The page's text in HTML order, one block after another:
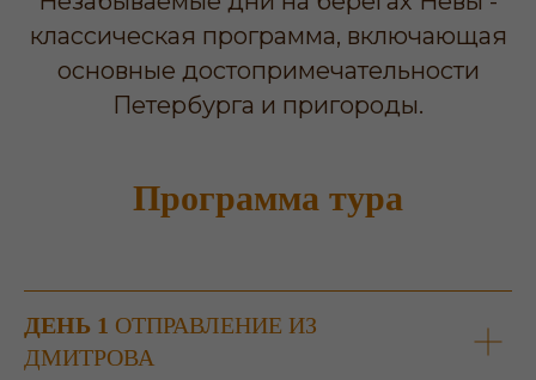
классическая программа, включающая
основные достопримечательности
Петербурга и пригороды.
Программа тура
ДЕНЬ 1 ОТПРАВЛЕНИЕ ИЗ
ДМИТРОВА